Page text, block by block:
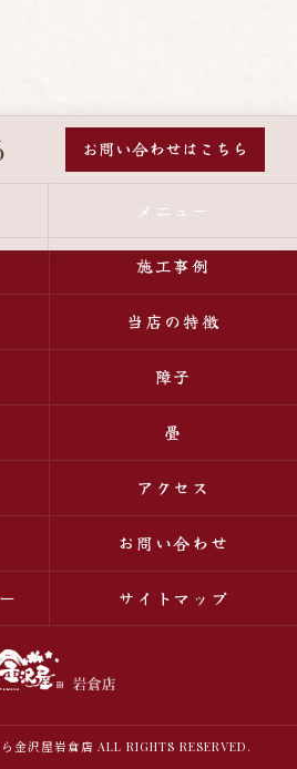
お問い合わせはこちら
メニュー
施工事例
当店の特徴
障子
畳
アクセス
お問い合わせ
サイトマップ
金沢屋岩倉店 ALL RIGHTS RESERVED.